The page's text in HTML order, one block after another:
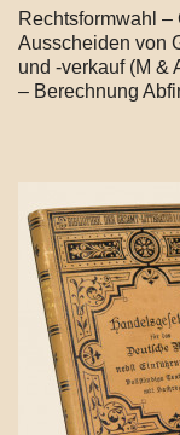
Rechtsformwahl –
Ausscheiden von
und -verkauf (M &
– Berechnung